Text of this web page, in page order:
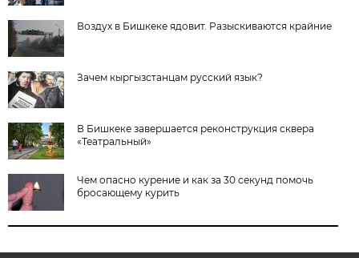
Воздух в Бишкеке ядовит. Разыскиваются крайние
Зачем кыргызстанцам русский язык?
В Бишкеке завершается реконструкция сквера
«Театральный»
Чем опасно курение и как за 30 секунд помочь
бросающему курить